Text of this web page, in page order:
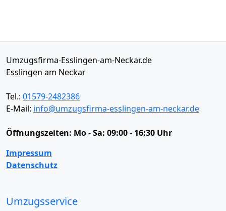
Umzugsfirma-Esslingen-am-Neckar.de
Esslingen am Neckar
Tel.: 01579-2482386
E-Mail: info@umzugsfirma-esslingen-am-neckar.de
Öffnungszeiten: Mo - Sa: 09:00 - 16:30 Uhr
Impressum
Datenschutz
Umzugsservice